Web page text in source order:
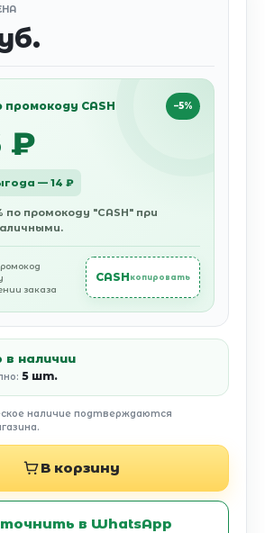
промокоду CASH −5%
₽
— 14 ₽
по промокоду "CASH" при
заказа
CASH копировать
в наличии
5 шт.
наличие подтверждаются
В корзину
в WhatsApp